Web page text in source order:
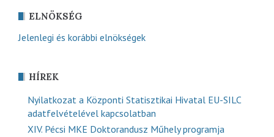
ELNÖKSÉG
Jelenlegi és korábbi elnökségek
HÍREK
Nyilatkozat a Központi Statisztikai Hivatal EU-SILC
adatfelvételével kapcsolatban
XIV. Pécsi MKE Doktorandusz Műhely programja